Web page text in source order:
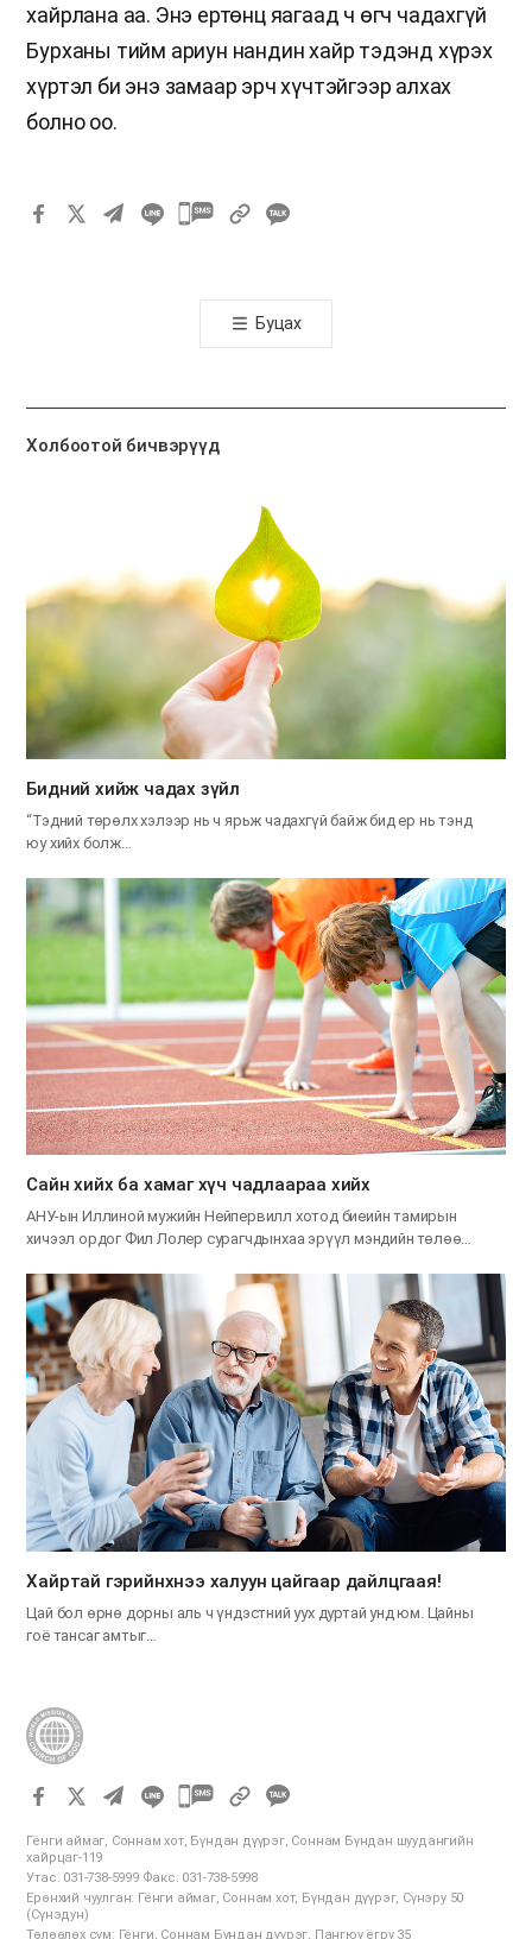
хайрлана аа. Энэ ертөнц яагаад ч өгч чадахгүй
Бурханы тийм ариун нандин хайр тэдэнд хүрэх
хүртэл би энэ замаар эрч хүчтэйгээр алхах
болно оо.
카
톡
공
기
Буцах
Холбоотой бичвэрүүд
​Бидний хийж чадах зүйл
“Тэдний төрөлх хэлээр нь ч ярьж чадахгүй байж бид ер нь тэнд
юу хийх болж…
Сайн хийх ба хамаг хүч чадлаараа хийх
АНУ-ын Иллиной мужийн Нейпервилл хотод биеийн тамирын
хичээл ордог Фил Лолер сурагчдынхаа эрүүл мэндийн төлөө…
Хайртай гэрийнхнээ халуун цайгаар дайлцгаая!
Цай бол өрнө дорны аль ч үндэстний уух дуртай унд юм. Цайны
гоё тансаг амтыг…
카
오
공
Гёнги аймаг, Соннам хот, Бүндан дүүрэг, Соннам Бүндан шуудангийн
хайрцаг-119
Утас. 031-738-5999 Факс. 031-738-5998
Ерөнхий чуулган: Гёнги аймаг, Соннам хот, Бүндан дүүрэг, Сүнэру 50
(Сүнэдун)
Төлөөлөх сүм: Гёнги, Соннам Бүндан дүүрэг, Пангюу ёгру 35